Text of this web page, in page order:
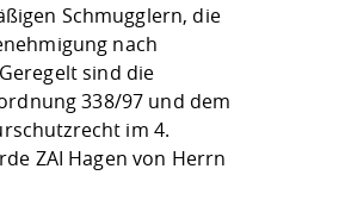
Schmugglern, die
nach
sind die
338/97 und dem
im 4.
ZAI Hagen von Herrn